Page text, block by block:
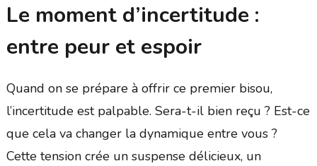
Le moment d’incertitude :
entre peur et espoir
Quand on se prépare à offrir ce premier bisou,
l’incertitude est palpable. Sera-t-il bien reçu ? Est-ce
que cela va changer la dynamique entre vous ?
Cette tension crée un suspense délicieux, un